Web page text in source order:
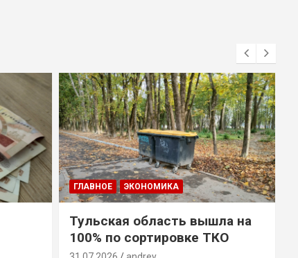
ГЛАВНОЕ ЭКОНОМИКА
Тульская область вышла на
100% по сортировке ТКО